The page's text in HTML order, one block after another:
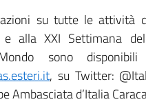
su tutte le attività
alla XXI Settimana
sono
, su Twitter:
Ambasciata d’Italia